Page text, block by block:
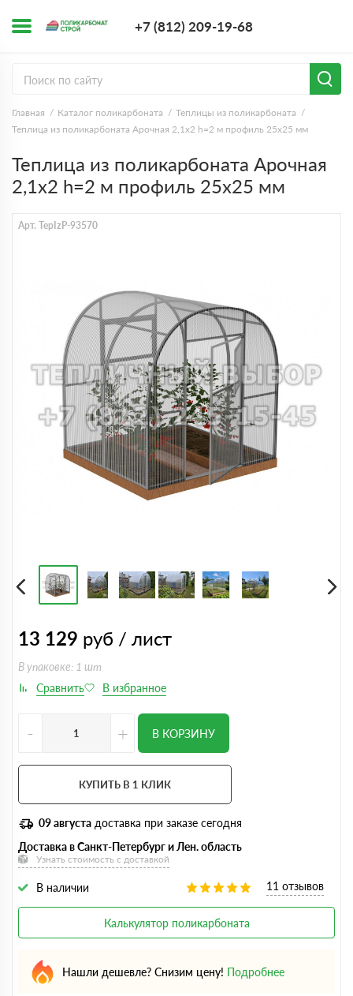
+7 (812) 209-19-68
Главная Каталог поликарбоната
Теплицы из поликарбоната
Теплица из поликарбоната Арочная 2,1х2 h=2 м профиль 25х25 мм
Теплица из поликарбоната Арочная
2,1х2 h=2 м профиль 25х25 мм
Арт. TepIzP-93570
13 129 руб / лист
В упаковке: 1 шт
- + В КОРЗИНУ
КУПИТЬ В 1 КЛИК
09 августа доставка при заказе сегодня
Доставка в Санкт-Петербург и Лен. область
Узнать стоимость с доставкой
В наличии 11 отзывов
Калькулятор поликарбоната
Нашли дешевле? Снизим цену! Подробнее